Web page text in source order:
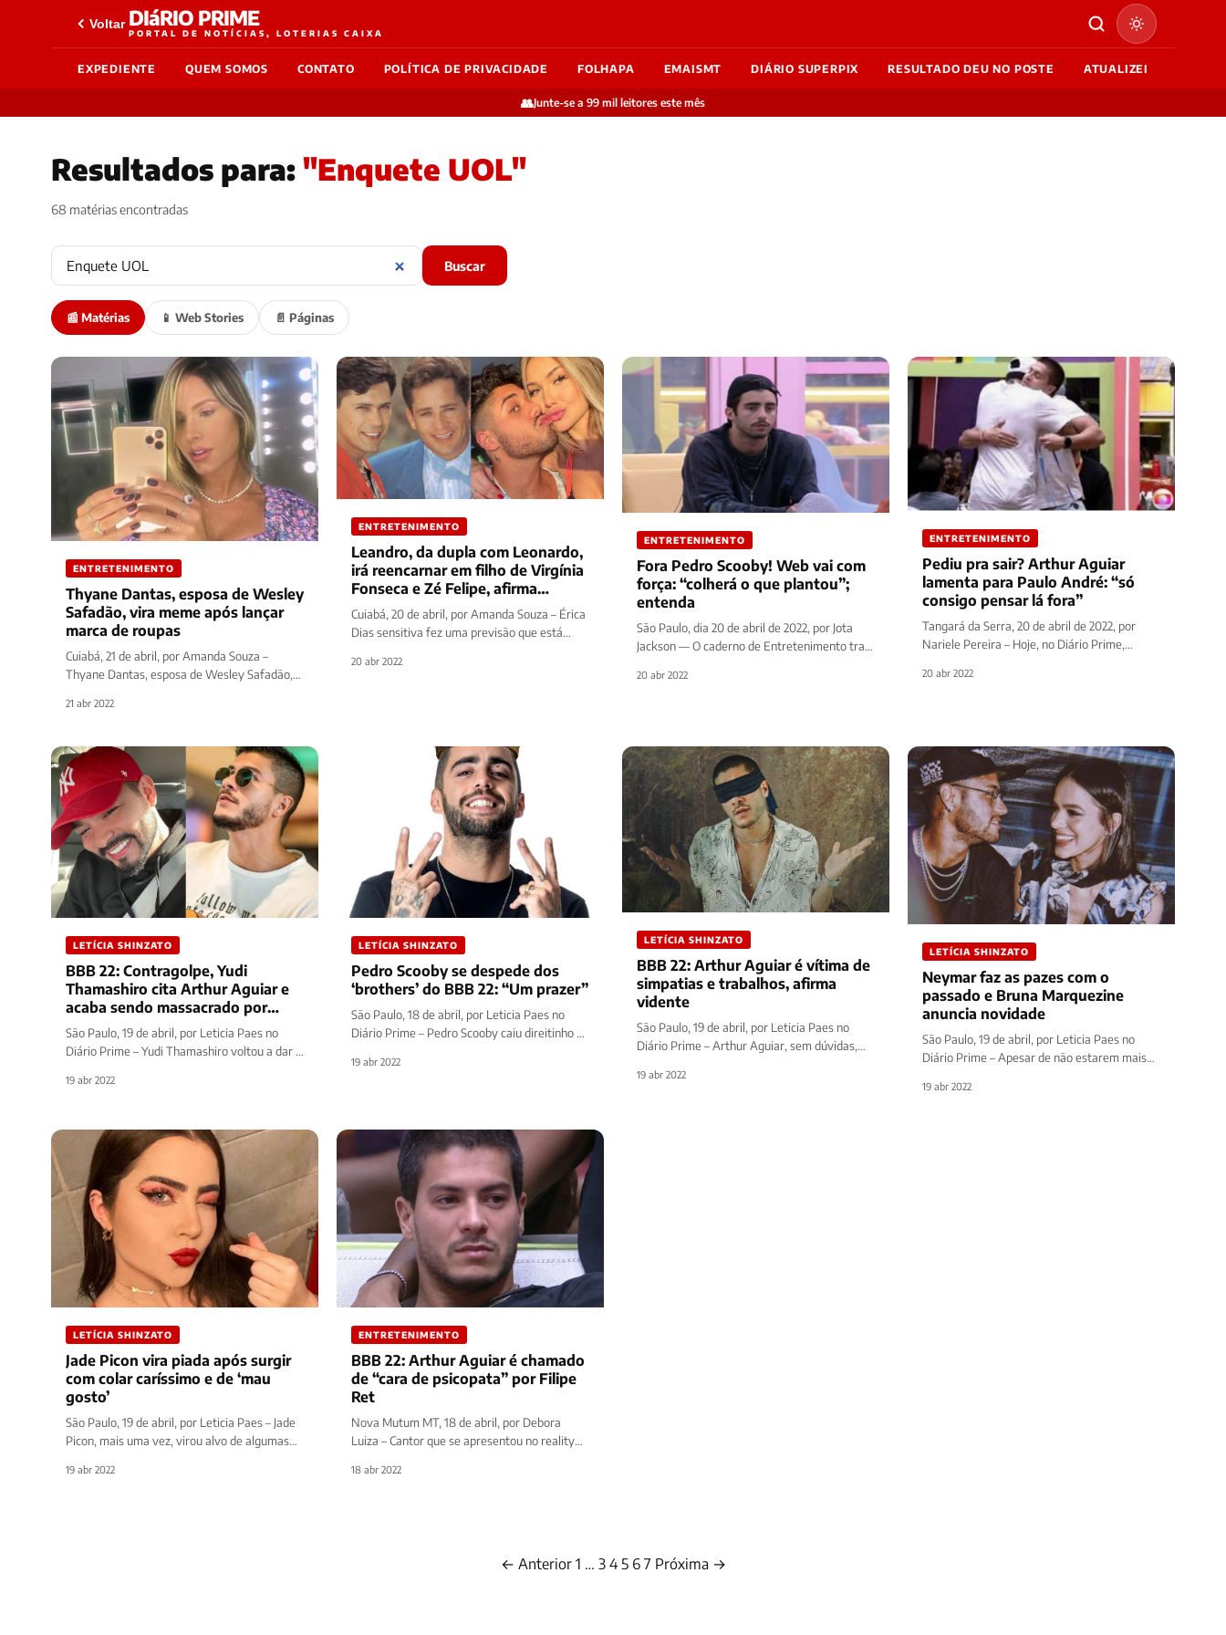
Voltar DIáRIO PRIME
PORTAL DE NOTÍCIAS, LOTERIAS CAIXA
EXPEDIENTE QUEM SOMOS CONTATO POLÍTICA DE PRIVACIDADE FOLHAPA EMAISMT DIÁRIO SUPERPIX RESULTADO DEU NO POSTE ATUALIZEI
👥Junte-se a 99 mil leitores este mês
Resultados para: "Enquete UOL"
68 matérias encontradas
Buscar
📰 Matérias 📱 Web Stories 📄 Páginas
ENTRETENIMENTO
Thyane Dantas, esposa de Wesley
Safadão, vira meme após lançar
marca de roupas
Cuiabá, 21 de abril, por Amanda Souza –
Thyane Dantas, esposa de Wesley Safadão,
21 abr 2022
ENTRETENIMENTO
Leandro, da dupla com Leonardo,
irá reencarnar em filho de Virgínia
Fonseca e Zé Felipe, afirma
sensitiva
Cuiabá, 20 de abril, por Amanda Souza – Érica
Dias sensitiva fez uma previsão que está
20 abr 2022
ENTRETENIMENTO
Fora Pedro Scooby! Web vai com
força: “colherá o que plantou”;
entenda
São Paulo, dia 20 de abril de 2022, por Jota
Jackson — O caderno de Entretenimento traz
20 abr 2022
ENTRETENIMENTO
Pediu pra sair? Arthur Aguiar
lamenta para Paulo André: “só
consigo pensar lá fora”
Tangará da Serra, 20 de abril de 2022, por
Nariele Pereira – Hoje, no Diário Prime,
20 abr 2022
LETÍCIA SHINZATO
BBB 22: Contragolpe, Yudi
Thamashiro cita Arthur Aguiar e
acaba sendo massacrado por
web; entenda
São Paulo, 19 de abril, por Leticia Paes no
Diário Prime – Yudi Thamashiro voltou a dar o
19 abr 2022
LETÍCIA SHINZATO
Pedro Scooby se despede dos
‘brothers’ do BBB 22: “Um prazer”
São Paulo, 18 de abril, por Leticia Paes no
Diário Prime – Pedro Scooby caiu direitinho na
19 abr 2022
LETÍCIA SHINZATO
BBB 22: Arthur Aguiar é vítima de
simpatias e trabalhos, afirma
vidente
São Paulo, 19 de abril, por Leticia Paes no
Diário Prime – Arthur Aguiar, sem dúvidas,
19 abr 2022
LETÍCIA SHINZATO
Neymar faz as pazes com o
passado e Bruna Marquezine
anuncia novidade
São Paulo, 19 de abril, por Leticia Paes no
Diário Prime – Apesar de não estarem mais
19 abr 2022
LETÍCIA SHINZATO
Jade Picon vira piada após surgir
com colar caríssimo e de ‘mau
gosto’
São Paulo, 19 de abril, por Leticia Paes – Jade
Picon, mais uma vez, virou alvo de algumas
19 abr 2022
ENTRETENIMENTO
BBB 22: Arthur Aguiar é chamado
de “cara de psicopata” por Filipe
Ret
Nova Mutum MT, 18 de abril, por Debora
Luiza – Cantor que se apresentou no reality
18 abr 2022
← Anterior 1 … 3 4 5 6 7 Próxima →